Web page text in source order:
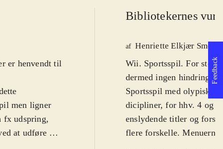
er henvendt til
men ligner
fx udspring,
at udføre en
Bibliotekernes
af Henriette Elkjær
Wii. Sportsspil. For
dermed ingen hindring,
Sportsspil med olypiske
dicipliner, for hhv. 4 og
enslydende titler og
flere forskelle. Menuerne
Feedback